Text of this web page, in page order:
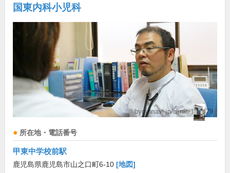
国東内科小児科
所在地・電話番号
甲東中学校前駅
鹿児島県鹿児島市山之口町6-10 [地図]